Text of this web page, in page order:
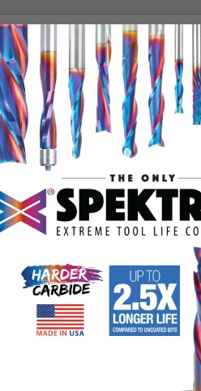
de type Allen - Vis de
oxyde